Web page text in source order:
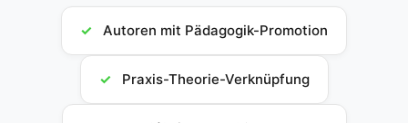
✓ Autoren mit Pädagogik-Promotion
✓ Praxis-Theorie-Verknüpfung